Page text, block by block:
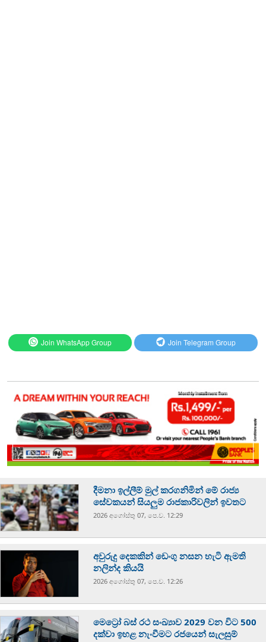
Join WhatsApp Group Join Telegram Group
දීමනා ඉල්ලීම් මුල් කරගනිමින් මේ රාජ්‍ය
සේවකයන් සියලුම රාජකාරිවලින් ඉවතට
2026 අගෝස්‍තු 07, පෙ.ව. 12:29
අවුරුදු දෙකකින් ඩෙංගු නසන හැටි ඇමති
නලින්ද කියයි
2026 අගෝස්‍තු 07, පෙ.ව. 12:26
මෙට්‍රෝ බස් රථ සංඛ්‍යාව 2029 වන විට 500
දක්වා ඉහළ නැංවීමට රජයෙන් සැලසුම්